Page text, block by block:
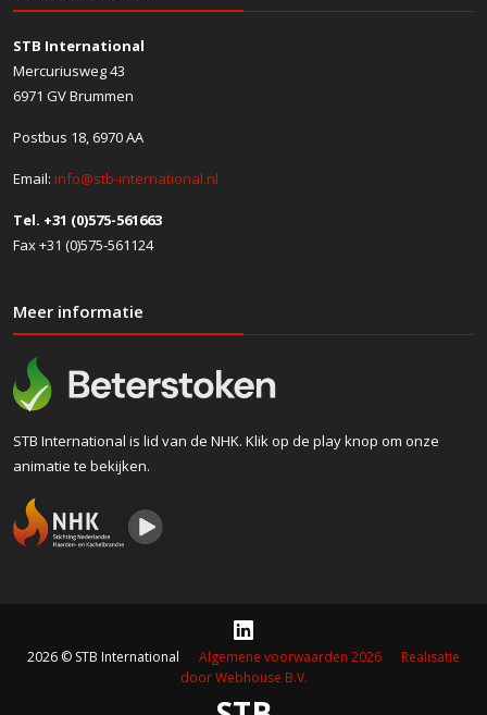
STB International
Mercuriusweg 43
6971 GV Brummen
Postbus 18, 6970 AA
Email: info@stb-international.nl
Tel. +31 (0)575-561663
Fax +31 (0)575-561124
Meer informatie
STB International is lid van de NHK. Klik op de play knop om onze
animatie te bekijken.
2026 © STB International Algemene voorwaarden 2026
Realisatie
door Webhouse B.V.